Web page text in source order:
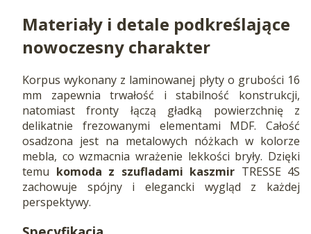
Materiały i detale podkreślające
nowoczesny charakter
Korpus wykonany z laminowanej płyty o grubości 16
mm zapewnia trwałość i stabilność konstrukcji,
natomiast fronty łączą gładką powierzchnię z
delikatnie frezowanymi elementami MDF. Całość
osadzona jest na metalowych nóżkach w kolorze
mebla, co wzmacnia wrażenie lekkości bryły. Dzięki
temu komoda z szufladami kaszmir TRESSE 4S
zachowuje spójny i elegancki wygląd z każdej
perspektywy.